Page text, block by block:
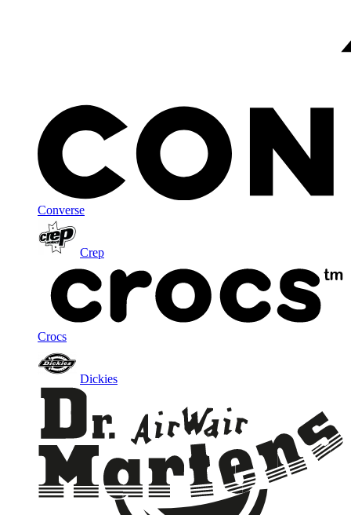
Converse
Crep
Crocs
Dickies